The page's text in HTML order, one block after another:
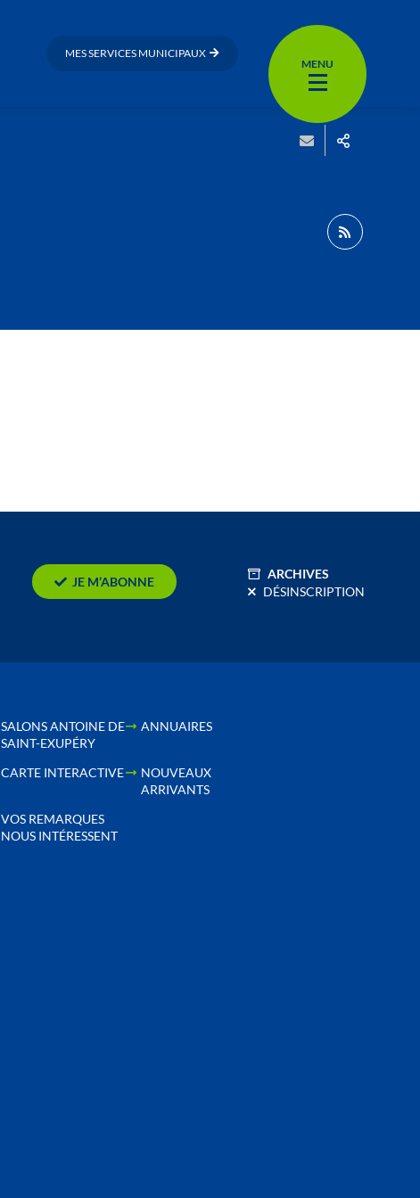
MES SERVICES MUNICIPAUX
MENU
JE M’ABONNE
ARCHIVES
DÉSINSCRIPTION
SALONS ANTOINE DE
SAINT-EXUPÉRY
ANNUAIRES
CARTE INTERACTIVE
NOUVEAUX
ARRIVANTS
VOS REMARQUES
NOUS INTÉRESSENT